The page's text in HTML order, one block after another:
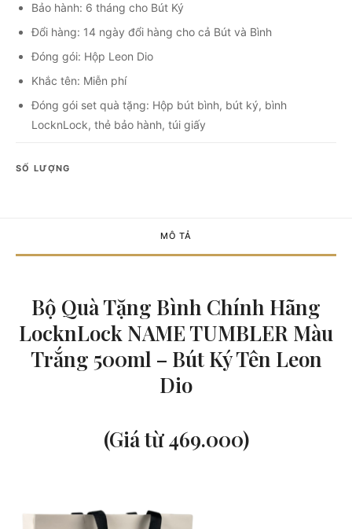
Bảo hành: 6 tháng cho Bút Ký
Đổi hàng: 14 ngày đổi hàng cho cả Bút và Bình
Đóng gói: Hộp Leon Dio
Khắc tên: Miễn phí
Đóng gói set quà tặng: Hộp bút bình, bút ký, bình
LocknLock, thẻ bảo hành, túi giấy
SỐ LƯỢNG
MÔ TẢ
Bộ Quà Tặng Bình Chính Hãng
LocknLock NAME TUMBLER Màu
Trắng 500ml – Bút Ký Tên Leon
Dio
(Giá từ 469.000)